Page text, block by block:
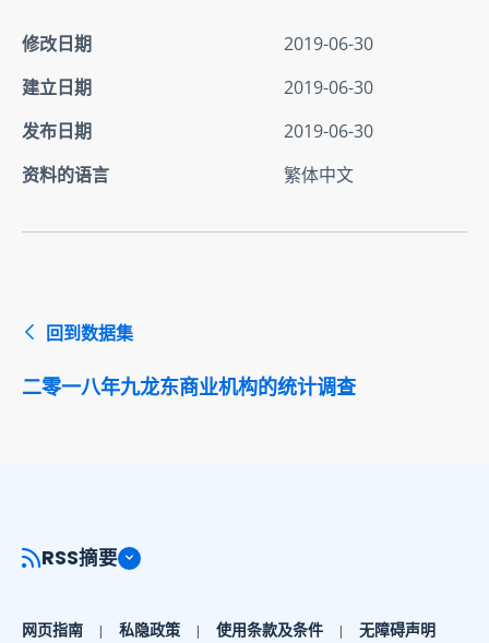
修改日期
2019-06-30
建立日期
2019-06-30
发布日期
2019-06-30
资料的语言
繁体中文
回到数据集
二零一八年九龙东商业机构的统计调查
RSS摘要
网页指南 私隐政策 使用条款及条件 无障碍声明